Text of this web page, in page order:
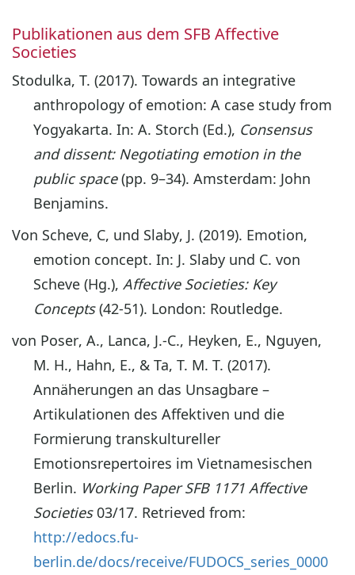
Publikationen aus dem SFB Affective
Societies
Stodulka, T. (2017). Towards an integrative
anthropology of emotion: A case study from
Yogyakarta. In: A. Storch (Ed.), Consensus
and dissent: Negotiating emotion in the
public space(pp. 9–34). Amsterdam: John
Benjamins.
Von Scheve, C, und Slaby, J. (2019). Emotion,
emotion concept. In: J. Slaby und C. von
Scheve (Hg.), Affective Societies: Key
Concepts(42-51). London: Routledge.
von Poser, A., Lanca, J.-C., Heyken, E., Nguyen,
M. H., Hahn, E., & Ta, T. M. T. (2017).
Annäherungen an das Unsagbare –
Artikulationen des Affektiven und die
Formierung transkultureller
Emotionsrepertoires im Vietnamesischen
Berlin. Working Paper SFB 1171 Affective
Societies03/17. Retrieved from:
http://edocs.fu-
berlin.de/docs/receive/FUDOCS_series_0000